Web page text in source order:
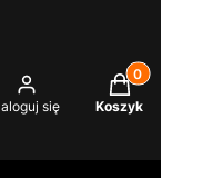
się
Produkty w
Koszyk